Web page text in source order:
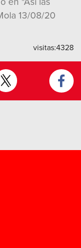
13/08/20
visitas:4328